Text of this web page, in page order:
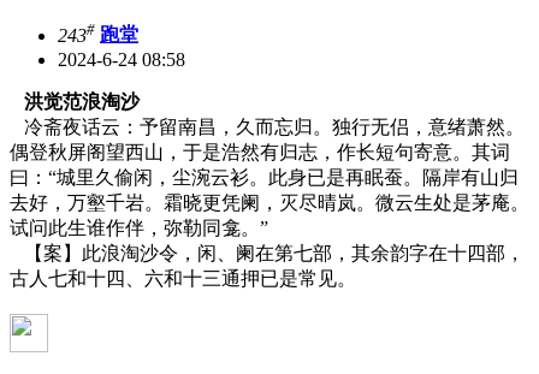
243# 跑堂
2024-6-24 08:58
洪觉范浪淘沙
冷斋夜话云：予留南昌，久而忘归。独行无侣，意绪萧然。
偶登秋屏阁望西山，于是浩然有归志，作长短句寄意。其词
曰：“城里久偷闲，尘涴云衫。此身已是再眠蚕。隔岸有山归
去好，万壑千岩。霜晓更凭阑，灭尽晴岚。微云生处是茅庵。
试问此生谁作伴，弥勒同龛。”
【案】此浪淘沙令，闲、阑在第七部，其余韵字在十四部，
古人七和十四、六和十三通押已是常见。